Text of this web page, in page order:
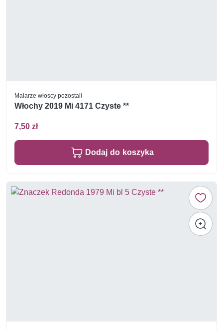
Malarze włoscy pozostali
Włochy 2019 Mi 4171 Czyste **
7,50 zł
Dodaj do koszyka